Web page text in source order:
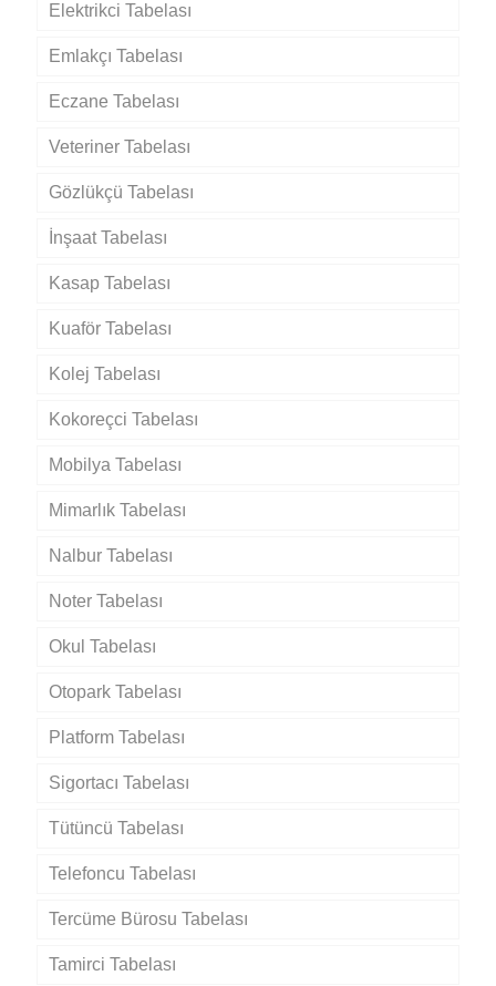
Elektrikci Tabelası
Emlakçı Tabelası
Eczane Tabelası
Veteriner Tabelası
Gözlükçü Tabelası
İnşaat Tabelası
Kasap Tabelası
Kuaför Tabelası
Kolej Tabelası
Kokoreçci Tabelası
Mobilya Tabelası
Mimarlık Tabelası
Nalbur Tabelası
Noter Tabelası
Okul Tabelası
Otopark Tabelası
Platform Tabelası
Sigortacı Tabelası
Tütüncü Tabelası
Telefoncu Tabelası
Tercüme Bürosu Tabelası
Tamirci Tabelası